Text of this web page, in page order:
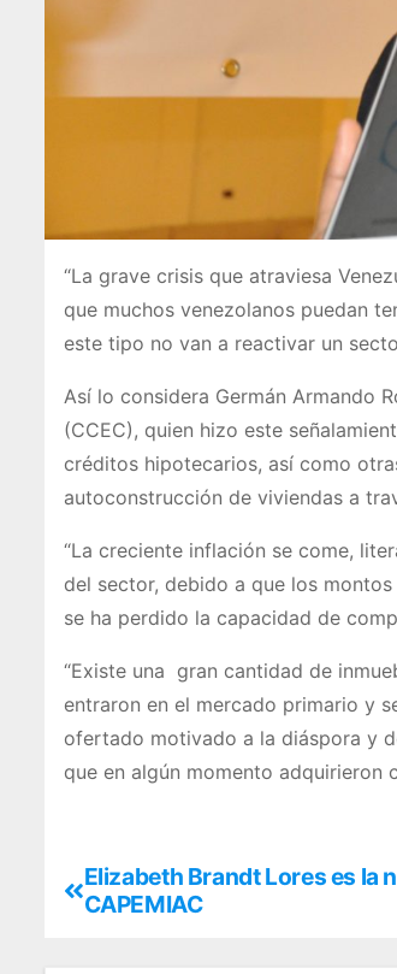
“La grave crisis que atraviesa
que muchos venezolanos puedan
este tipo no van a reactivar un
Así lo considera Germán Armando
(CCEC), quien hizo este
créditos hipotecarios, así como
autoconstrucción de viviendas a
“La creciente inflación se come,
del sector, debido a que los
se ha perdido la capacidad de
“Existe una gran cantidad de
entraron en el mercado primario y
ofertado motivado a la diáspora y
que en algún momento adquirieron
Elizabeth Brandt Lores es la
CAPEMIAC